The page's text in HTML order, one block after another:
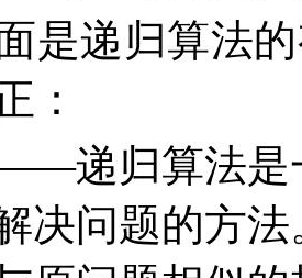
是递归算法
：
递归算法是
决问题的方